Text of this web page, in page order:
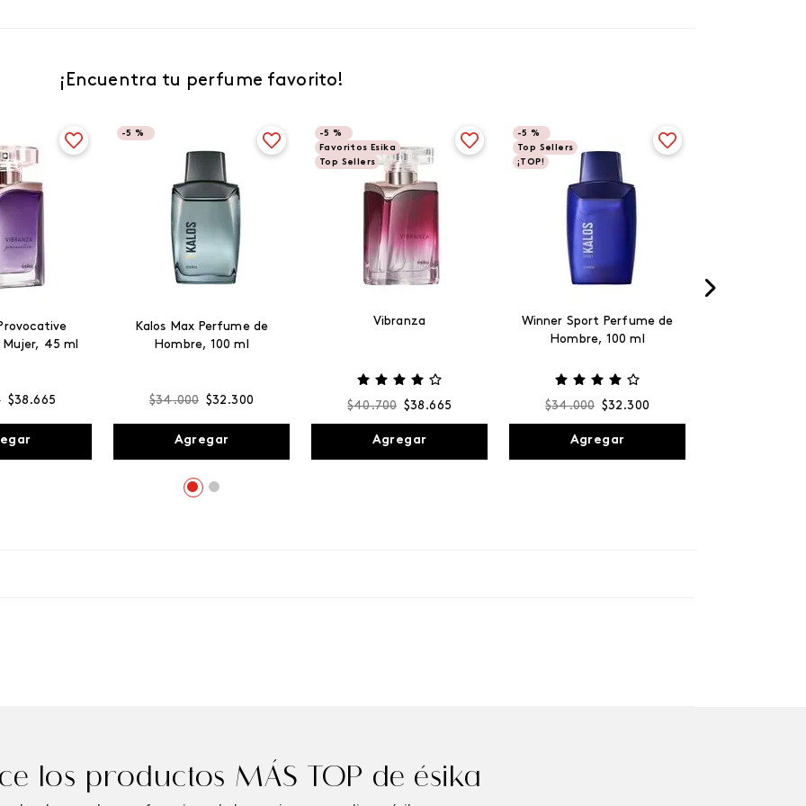
¡Encuentra tu perfume favorito!
45 ml
$38 .665
-5 %
Kalos Max Perfume de
Hombre, 100 ml
$34.000 $32 .300
Agregar
-5 %
Favoritos Esika
Top Sellers
Vibranza
$40.700 $38 .665
Agregar
-5 %
Top Sellers
¡TOP!
Winner Sport Perfume de
Hombre, 100 ml
$34.000 $32 .300
Agregar
los productos MÁS TOP de ésika